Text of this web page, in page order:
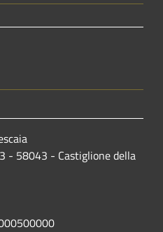
- 58043 - Castiglione della